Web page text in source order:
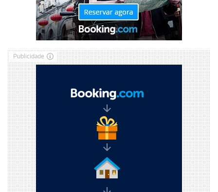
Publicidade